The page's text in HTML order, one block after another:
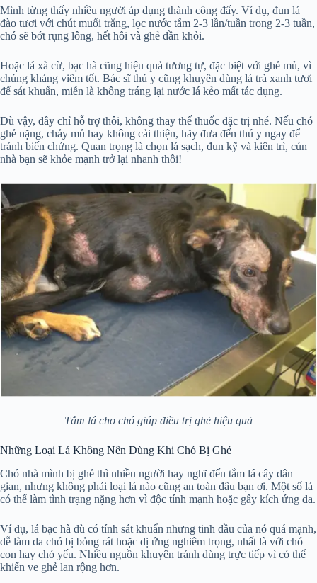
Mình từng thấy nhiều người áp dụng thành công đấy. Ví dụ, đun lá
đào tươi với chút muối trắng, lọc nước tắm 2-3 lần/tuần trong 2-3 tuần,
chó sẽ bớt rụng lông, hết hôi và ghẻ dần khỏi.
Hoặc lá xà cừ, bạc hà cũng hiệu quả tương tự, đặc biệt với ghẻ mủ, vì
chúng kháng viêm tốt. Bác sĩ thú y cũng khuyên dùng lá trà xanh tươi
để sát khuẩn, miễn là không tráng lại nước lá kẻo mất tác dụng.
Dù vậy, đây chỉ hỗ trợ thôi, không thay thế thuốc đặc trị nhé. Nếu chó
ghẻ nặng, chảy mủ hay không cải thiện, hãy đưa đến thú y ngay để
tránh biến chứng. Quan trọng là chọn lá sạch, đun kỹ và kiên trì, cún
nhà bạn sẽ khỏe mạnh trở lại nhanh thôi!
Tắm lá cho chó giúp điều trị ghẻ hiệu quả
Những Loại Lá Không Nên Dùng Khi Chó Bị Ghẻ
Chó nhà mình bị ghẻ thì nhiều người hay nghĩ đến tắm lá cây dân
gian, nhưng không phải loại lá nào cũng an toàn đâu bạn ơi. Một số lá
có thể làm tình trạng nặng hơn vì độc tính mạnh hoặc gây kích ứng da.
Ví dụ, lá bạc hà dù có tính sát khuẩn nhưng tinh dầu của nó quá mạnh,
dễ làm da chó bị bỏng rát hoặc dị ứng nghiêm trọng, nhất là với chó
con hay chó yếu. Nhiều nguồn khuyên tránh dùng trực tiếp vì có thể
khiến ve ghẻ lan rộng hơn.